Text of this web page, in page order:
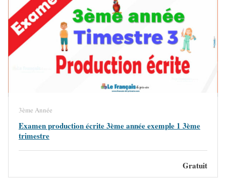
3ème Année
Examen production écrite 3ème année exemple 1 3ème
trimestre
Gratuit